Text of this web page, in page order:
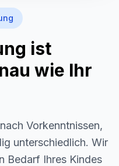
ist
wie Ihr
Vorkenntnissen,
unterschiedlich. Wir
Bedarf Ihres Kindes